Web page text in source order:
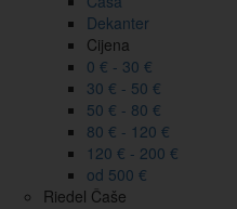
Dekanter
Cijena
0 € - 30 €
30 € - 50 €
50 € - 80 €
80 € - 120 €
120 € - 200 €
od 500 €
Riedel Čaše